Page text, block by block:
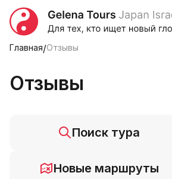
Главная/Отзывы
Отзывы
Поиск тура
Новые маршруты